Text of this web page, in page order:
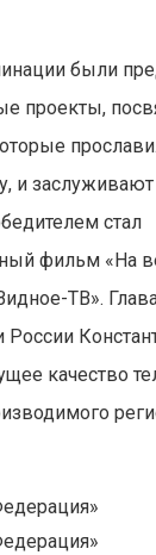
были
проекты,
и
стал
фильм «На
ТВ».
качество